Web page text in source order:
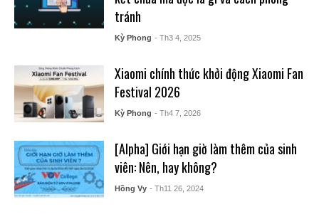
tránh
Kỳ Phong - Th3 4, 2025
Xiaomi chính thức khởi động Xiaomi Fan
Festival 2026
Kỳ Phong - Th4 7, 2026
[Alpha] Giới hạn giờ làm thêm của sinh
viên: Nên, hay không?
Hồng Vy - Th11 26, 2024